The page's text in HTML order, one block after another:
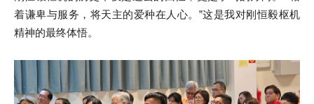
着谦卑与服务，将天主的爱种在人心。”这是我对刚恒毅枢机
精神的最终体悟。